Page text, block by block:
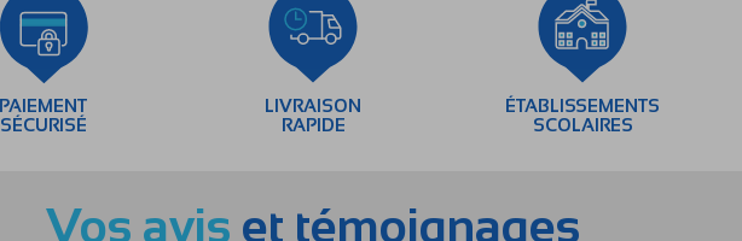
PAIEMENT
SÉCURISÉ
LIVRAISON
RAPIDE
ÉTABLISSEMENTS
SCOLAIRES
Vos avis et témoignages